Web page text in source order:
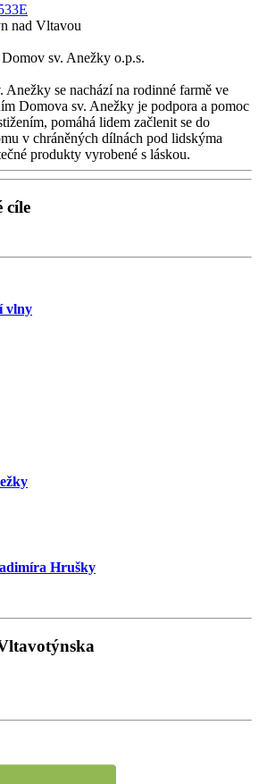
nad Vltavou
sv. Anežky o.p.s.
se nachází na rodinné farmě ve
Domova sv. Anežky je podpora a pomoc
pomáhá lidem začlenit se do
v chráněných dílnách pod lidskýma
produkty vyrobené s láskou.
cíle
vlny
Hrušky